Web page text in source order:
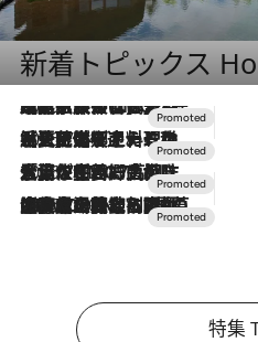
新着トピックス
2026.7.31
【ホテル帰省】という選択肢をOMOが提案。家族とほどよい距離を保つには「昼は実家、夜は気兼ねなくホテルで！」
2026.7.24
【夏限定ディナーコース】旬を迎える稚鮎や花ズッキーニなどをイタリア・トスカーナの郷土料理の手法で満喫！
2026.7.17
「土佐和ハーブかき氷」がOMO7高知に登場！生姜、山椒、大葉など目にも舌にも涼を呼ぶ郷土の味
2026.7.10
NEW OPEN！【界 草津】名湯の地に誕生。趣の異なる2種の温泉と上州ならではの会席・蕎麦割烹など美食を味わう究極の癒やし旅
特集